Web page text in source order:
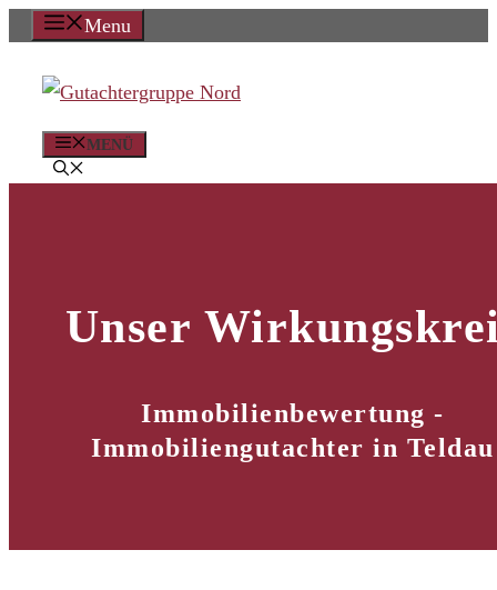
Zum
springen
Menu
MENÜ
Unser
Immobilienbewertung -
Immobiliengutachter in Teldau